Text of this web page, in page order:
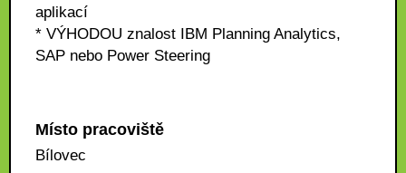
aplikací
* VÝHODOU znalost IBM Planning Analytics,
SAP nebo Power Steering
Místo pracoviště
Bílovec